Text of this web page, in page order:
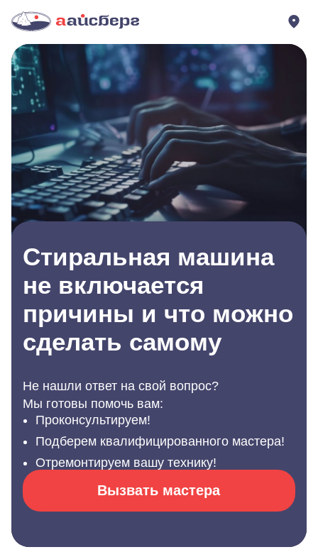
Стиральная машина
не включается
причины и что можно
сделать самому
Не нашли ответ на свой вопрос?
Мы готовы помочь вам:
Проконсультируем!
Подберем квалифицированного мастера!
Отремонтируем вашу технику!
Вызвать мастера